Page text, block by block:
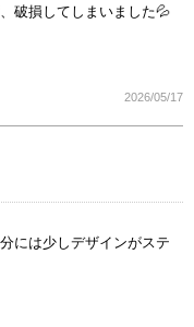
破損してしまいました💦
2026/05/17
には少しデザインがステ